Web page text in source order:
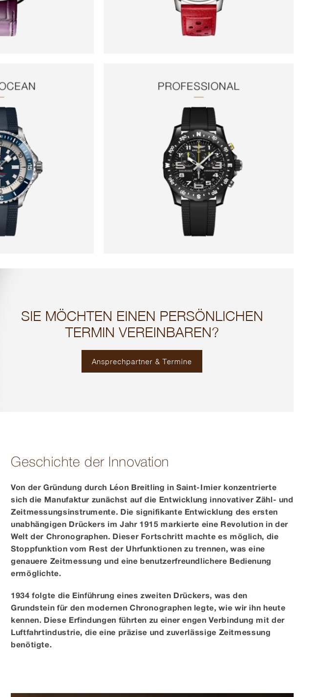
SIE MÖCHTEN EINEN PERSÖNLICHEN
TERMIN VEREINBAREN?
Ansprechpartner & Termine
Geschichte der Innovation
Von der Gründung durch Léon Breitling in Saint-Imier konzentrierte
sich die Manufaktur zunächst auf die Entwicklung innovativer Zähl- und
Zeitmessungsinstrumente. Die signifikante Entwicklung des ersten
unabhängigen Drückers im Jahr 1915 markierte eine Revolution in der
Welt der Chronographen. Dieser Fortschritt machte es möglich, die
Stoppfunktion vom Rest der Uhrfunktionen zu trennen, was eine
genauere Zeitmessung und eine benutzerfreundlichere Bedienung
ermöglichte.
1934 folgte die Einführung eines zweiten Drückers, was den
Grundstein für den modernen Chronographen legte, wie wir ihn heute
kennen. Diese Erfindungen führten zu einer engen Verbindung mit der
Luftfahrtindustrie, die eine präzise und zuverlässige Zeitmessung
benötigte.